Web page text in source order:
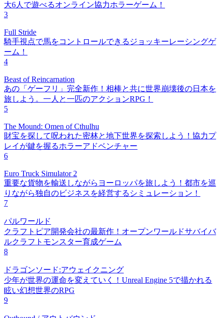
大6人で遊べるオンライン協力ホラーゲーム！
3
Full Stride
騎手視点で馬をコントロールできるジョッキーレーシングゲ
ーム！
4
Beast of Reincarnation
あの「ゲーフリ」完全新作！相棒と共に世界崩壊後の日本を
旅しよう。一人と一匹のアクションRPG！
5
The Mound: Omen of Cthulhu
財宝を探して呪われた密林と地下世界を探索しよう！協力プ
レイが鍵を握るホラーアドベンチャー
6
Euro Truck Simulator 2
重要な貨物を輸送しながらヨーロッパを旅しよう！都市を巡
りながら独自のビジネスを経営するシミュレーション！
7
パルワールド
クラフトピア開発会社の最新作！オープンワールドサバイバ
ルクラフトモンスター育成ゲーム
8
ドラゴンソード:アウェイクニング
少年が世界の運命を変えていく！Unreal Engine 5で描かれる
眩い幻想世界のRPG
9